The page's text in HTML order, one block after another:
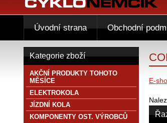
E-
Kategorie zboží
AKČNÍ PRODUKTY TOHOTO
MĚSÍCE
ELEKTROKOLA
JÍZDNÍ KOLA
KOMPONENTY OST. VÝROBCŮ
Úvodní strana Obchodní